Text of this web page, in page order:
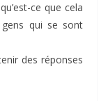
ce que cela
qui se sont
des réponses